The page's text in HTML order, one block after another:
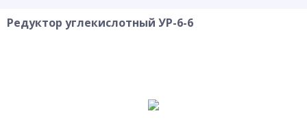
Редуктор углекислотный УР-6-6